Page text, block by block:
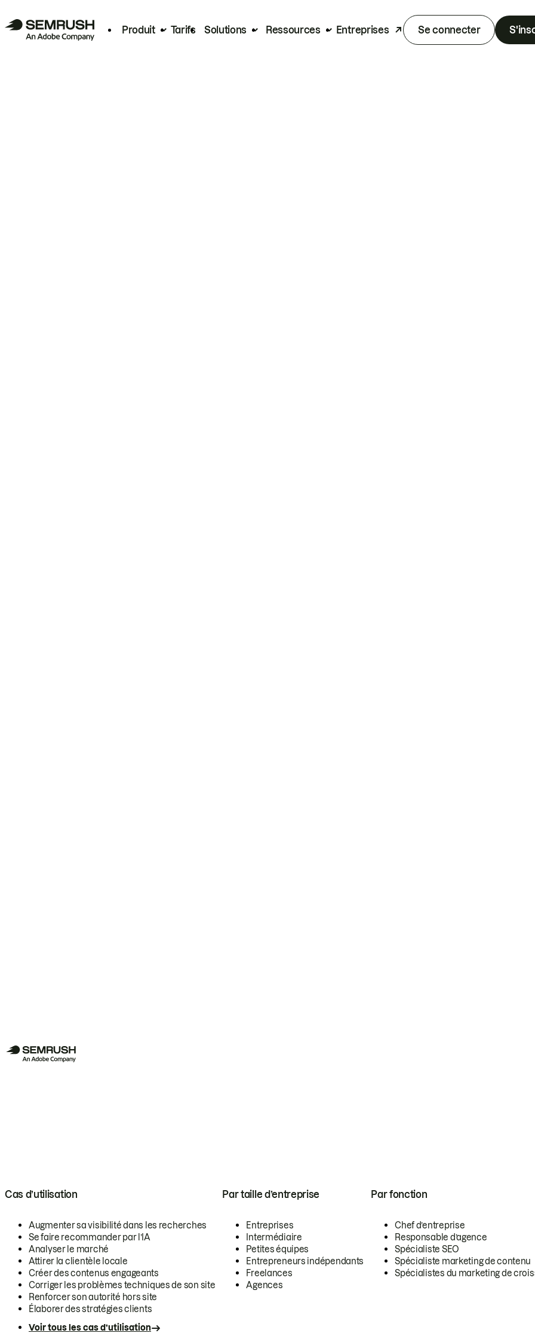
Produit Tarifs Solutions Ressources Entreprises Se connecter
Cas d’utilisation
Augmenter sa visibilité dans les recherches
Se faire recommander par l’IA
Analyser le marché
Attirer la clientèle locale
Créer des contenus engageants
Corriger les problèmes techniques de son site
Renforcer son autorité hors site
Élaborer des stratégies clients
Voir tous les cas d’utilisation
Par taille d’entreprise
Entreprises
Intermédiaire
Petites équipes
Entrepreneurs indépendants
Freelances
Agences
Par fonction
Chef d’entreprise
Responsable d’agence
Spécialiste SEO
Spécialiste marketing de contenu
Spécialistes du marketing de